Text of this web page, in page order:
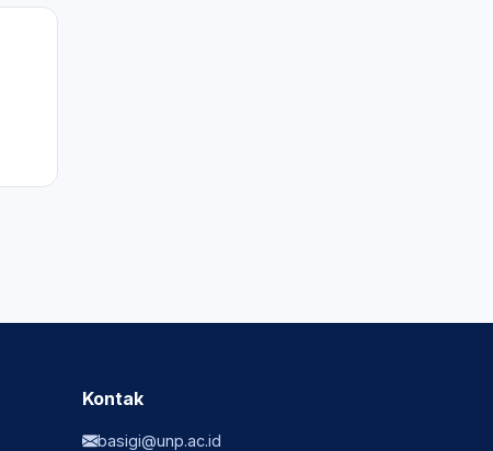
Kontak
basigi@unp.ac.id